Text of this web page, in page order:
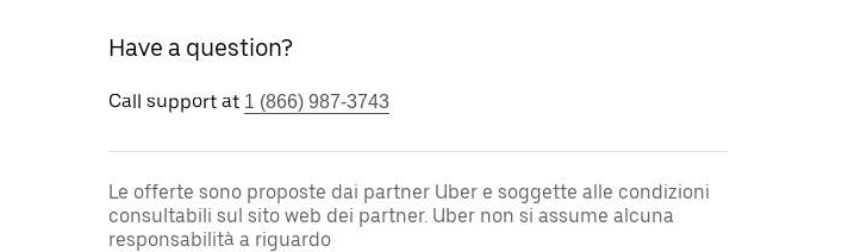
Have a question?
Call support at 1 (866) 987-3743
Le offerte sono proposte dai partner Uber e soggette alle condizioni
consultabili sul sito web dei partner. Uber non si assume alcuna
responsabilità a riguardo